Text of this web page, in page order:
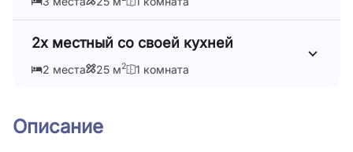
2х местный со своей кухней
2 места 25 м2 1 комната
Описание